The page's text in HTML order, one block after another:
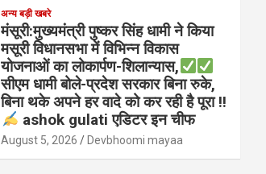
अन्य बड़ी खबरे
मंसूरी:मुख्यमंत्री पुष्कर सिंह धामी ने किया
मसूरी विधानसभा में विभिन्न विकास
योजनाओं का लोकार्पण-शिलान्यास,
सीएम धामी बोले-प्रदेश सरकार बिना रुके,
बिना थके अपने हर वादे को कर रही है पूरा !!
ashok gulati एडिटर इन चीफ
August 5, 2026 Devbhoomi mayaa